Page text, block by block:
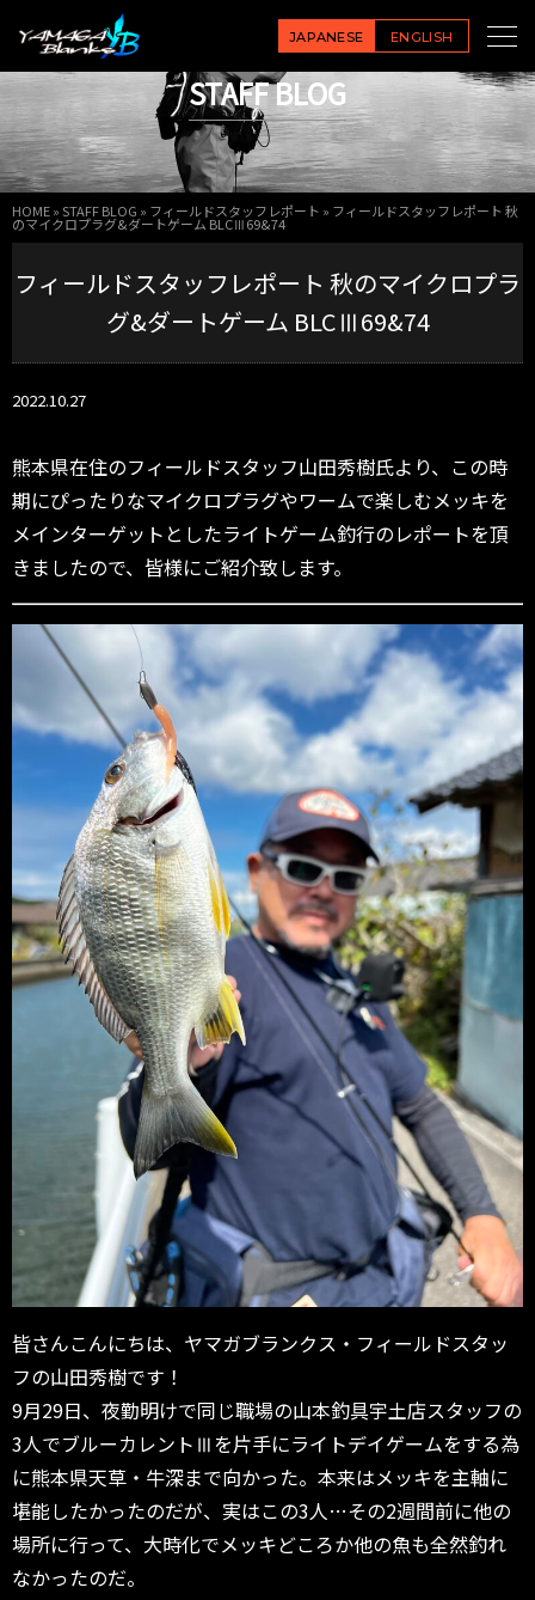
JAPANESE ENGLISH
STAFF BLOG
HOME»STAFF BLOG » フィールドスタッフレポート » フィールドスタッフレポート 秋
のマイクロプラグ&ダートゲーム BLCⅢ69&74
フィールドスタッフレポート 秋のマイクロプラ
グ&ダートゲーム BLCⅢ69&74
2022.10.27
熊本県在住のフィールドスタッフ山田秀樹氏より、この時
期にぴったりなマイクロプラグやワームで楽しむメッキを
メインターゲットとしたライトゲーム釣行のレポートを頂
きましたので、皆様にご紹介致します。
皆さんこんにちは、ヤマガブランクス・フィールドスタッ
フの山田秀樹です！
9月29日、夜勤明けで同じ職場の山本釣具宇土店スタッフの
3人でブルーカレントⅢを片手にライトデイゲームをする為
に熊本県天草・牛深まで向かった。本来はメッキを主軸に
堪能したかったのだが、実はこの3人…その2週間前に他の
場所に行って、大時化でメッキどころか他の魚も全然釣れ
なかったのだ。